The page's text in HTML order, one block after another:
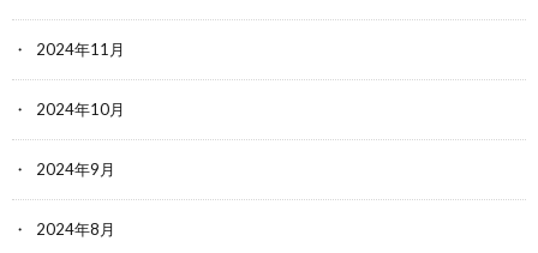
2024年11月
2024年10月
2024年9月
2024年8月